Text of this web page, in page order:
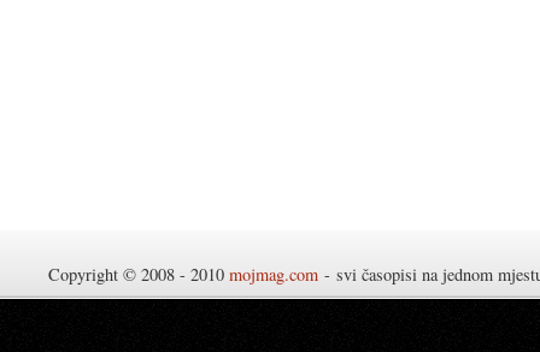
Copyright © 2008 - 2010 mojmag.com - svi časopisi na jednom